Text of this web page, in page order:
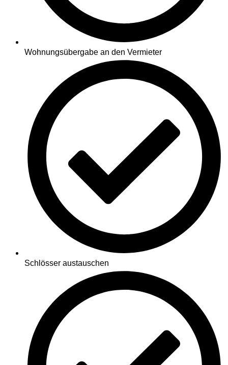
Wohnungsübergabe an den Vermieter
Schlösser austauschen